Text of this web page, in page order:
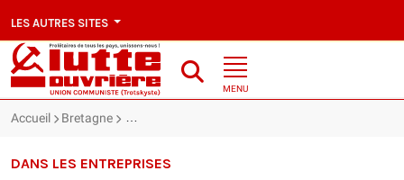
LES AUTRES SITES
MENU
Accueil Bretagne Hôpital Yves Le Foll - Saint-Brieuc (22) :
DANS LES ENTREPRISES